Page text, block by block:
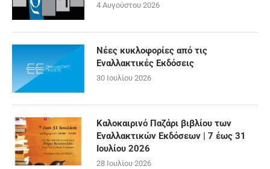
4 Αυγούστου 2026
Νέες κυκλοφορίες από τις
Εναλλακτικές Εκδόσεις
30 Ιουλίου 2026
Καλοκαιρινό Παζάρι βιβλίου των
Εναλλακτικών Εκδόσεων | 7 έως 31
Ιουλίου 2026
28 Ιουλίου 2026